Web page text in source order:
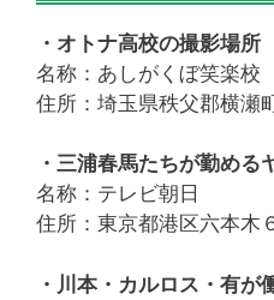
・オトナ高校の撮影場所
名称：あしがくぼ笑楽校
住所：埼玉県秩父郡横瀬
・三浦春馬たちが勤める
名称：テレビ朝日
住所：東京都港区六本木
・川本・カルロス・有が